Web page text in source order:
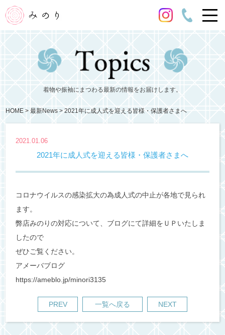
着物や振袖にまつわる最新の情報をお届けします。
HOME 最新News 2021年に成人式を迎える皆様・保護者さまへ
2021.01.06
2021年に成人式を迎える皆様・保護者さまへ
コロナウイルスの感染拡大の為成人式の中止が各地で見られ
ます。
弊店みのりの対応について、ブログにて詳細をＵＰいたしま
したので
ぜひご覧ください。
アメーバブログ
https://ameblo.jp/minori3135
PREV 一覧へ戻る NEXT